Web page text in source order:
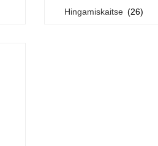
Hingamiskaitse (26)